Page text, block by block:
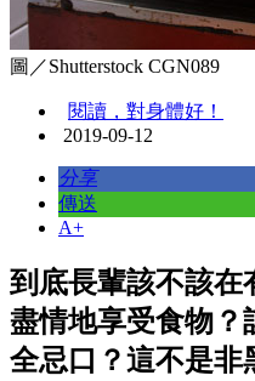
圖／Shutterstock CGN089
閱讀，對身體好！
2019-09-12
分享
傳送
A+
到底長輩該不該在
盡情地享受食物？
全忌口？這不是非